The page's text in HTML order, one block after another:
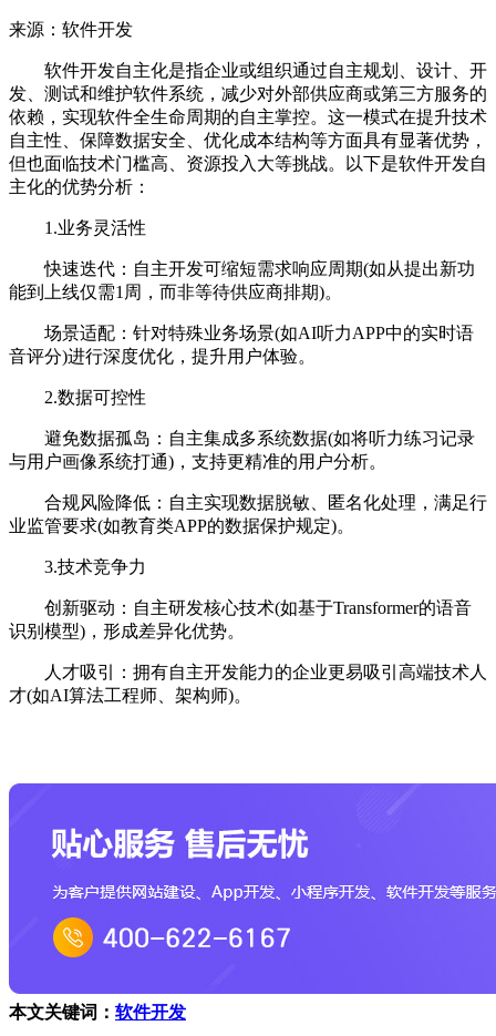
来源：软件开发
软件开发自主化是指企业或组织通过自主规划、设计、开
发、测试和维护软件系统，减少对外部供应商或第三方服务的
依赖，实现软件全生命周期的自主掌控。这一模式在提升技术
自主性、保障数据安全、优化成本结构等方面具有显著优势，
但也面临技术门槛高、资源投入大等挑战。以下是软件开发自
主化的优势分析：
1.业务灵活性
快速迭代：自主开发可缩短需求响应周期(如从提出新功
能到上线仅需1周，而非等待供应商排期)。
场景适配：针对特殊业务场景(如AI听力APP中的实时语
音评分)进行深度优化，提升用户体验。
2.数据可控性
避免数据孤岛：自主集成多系统数据(如将听力练习记录
与用户画像系统打通)，支持更精准的用户分析。
合规风险降低：自主实现数据脱敏、匿名化处理，满足行
业监管要求(如教育类APP的数据保护规定)。
3.技术竞争力
创新驱动：自主研发核心技术(如基于Transformer的语音
识别模型)，形成差异化优势。
人才吸引：拥有自主开发能力的企业更易吸引高端技术人
才(如AI算法工程师、架构师)。
本文关键词： 软件开发